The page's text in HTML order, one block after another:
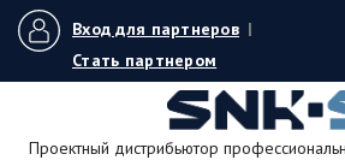
Вход для партнеров |
Стать партнером
Проектный дистрибьютор